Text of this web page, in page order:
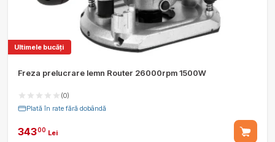
Ultimele bucăți
Freza prelucrare lemn Router 26000rpm 1500W
(0)
Plată în rate fără dobândă
34300 Lei